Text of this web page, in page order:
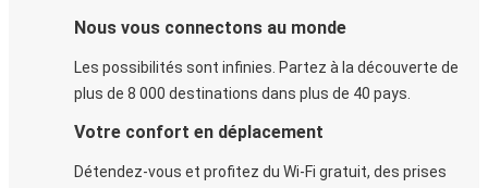
Nous vous connectons au monde
Les possibilités sont infinies. Partez à la découverte de
plus de 8 000 destinations dans plus de 40 pays.
Votre confort en déplacement
Détendez-vous et profitez du Wi-Fi gratuit, des prises